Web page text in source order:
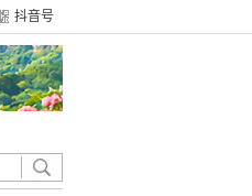
抖音号